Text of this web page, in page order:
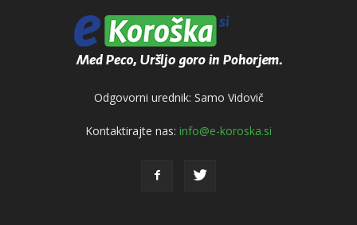
Odgovorni urednik: Samo Vidovič
Kontaktirajte nas: info@e-koroska.si